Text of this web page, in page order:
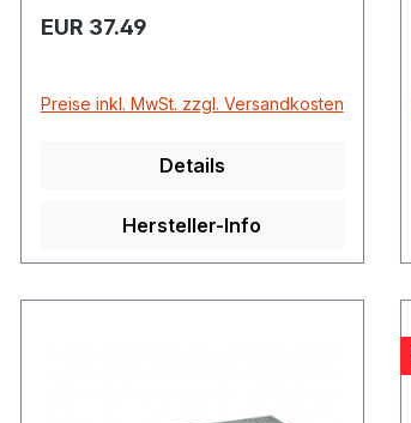
Regulärer Preis:
EUR 37.49
Preise inkl. MwSt. zzgl. Versandkosten
Details
Hersteller-Info